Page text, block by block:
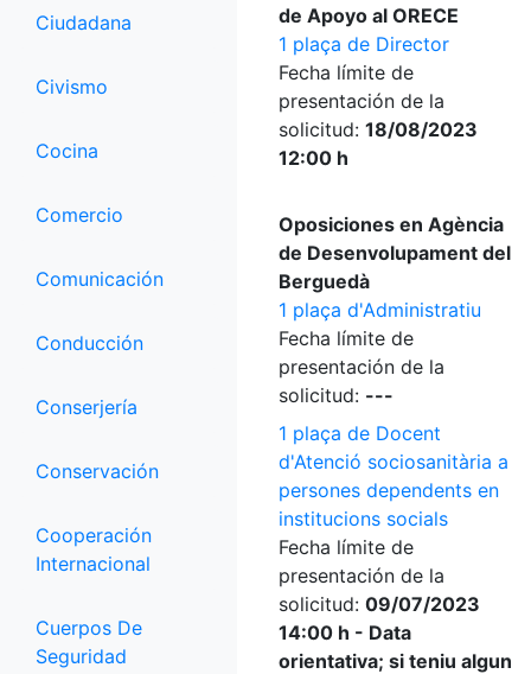
Ciudadana
Civismo
Cocina
Comercio
Comunicación
Conducción
Conserjería
Conservación
Cooperación
Internacional
Cuerpos De
Seguridad
de Apoyo al ORECE
1 plaça de Director
Fecha límite de
presentación de la
solicitud: 18/08/2023
12:00 h
Oposiciones en Agència
de Desenvolupament del
Berguedà
1 plaça d'Administratiu
Fecha límite de
presentación de la
solicitud: ---
1 plaça de Docent
d'Atenció sociosanitària a
persones dependents en
institucions socials
Fecha límite de
presentación de la
solicitud: 09/07/2023
14:00 h - Data
orientativa; si teniu algun